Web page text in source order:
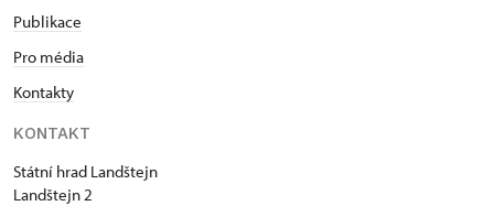
Publikace
Pro média
Kontakty
KONTAKT
Státní hrad Landštejn
Landštejn 2